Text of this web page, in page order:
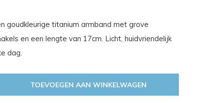
goudkleurige titanium armband met grove
en een lengte van 17cm. Licht, huidvriendelijk
dag.
TOEVOEGEN AAN WINKELWAGEN